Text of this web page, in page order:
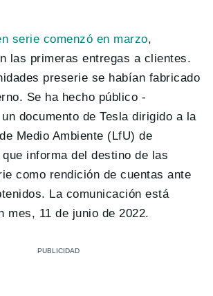
serie comenzó en marzo,
las primeras entregas a clientes.
preserie se habían fabricado
Se ha hecho público -
documento de Tesla dirigido a la
Medio Ambiente (LfU) de
informa del destino de las
como rendición de cuentas ante
La comunicación está
mes, 11 de junio de 2022.